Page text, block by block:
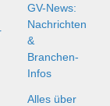
GV-News:
Nachrichten
&
Branchen-
Infos
Alles über